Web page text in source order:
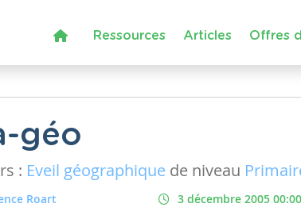
Ressources Articles Offres
géo
: Eveil géographique de niveau
Roart 3 décembre 2005 00:00